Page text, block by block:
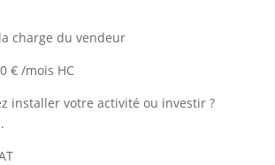
charge du vendeur
€ /mois HC
installer votre activité ou investir ?